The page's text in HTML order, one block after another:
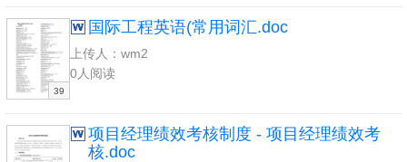
39
国际工程英语(常用词汇.doc
上传人：wm2
0人阅读
项目经理绩效考核制度 - 项目经理绩效考
核.doc